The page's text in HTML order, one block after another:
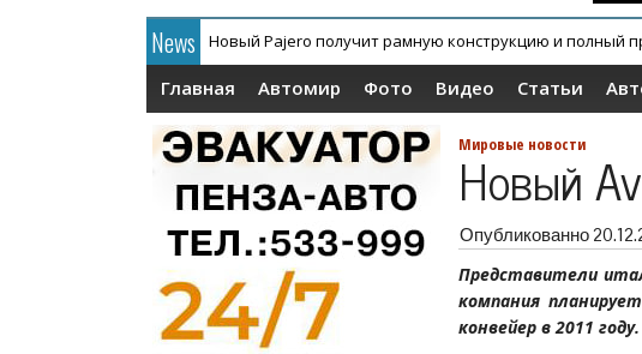
News Новый Pajero получит рамную конструкцию и полный
В России официально дебютировал кроссовер Wey V9X
Главная Автомир Фото Видео Статьи
Мировые новости
Новый
Опубликованно
Представители
компания
конвейер в 2011 году.